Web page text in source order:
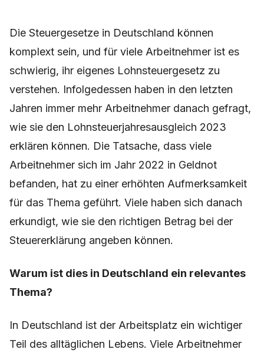
Die Steuergesetze in Deutschland können
komplext sein, und für viele Arbeitnehmer ist es
schwierig, ihr eigenes Lohnsteuergesetz zu
verstehen. Infolgedessen haben in den letzten
Jahren immer mehr Arbeitnehmer danach gefragt,
wie sie den Lohnsteuerjahresausgleich 2023
erklären können. Die Tatsache, dass viele
Arbeitnehmer sich im Jahr 2022 in Geldnot
befanden, hat zu einer erhöhten Aufmerksamkeit
für das Thema geführt. Viele haben sich danach
erkundigt, wie sie den richtigen Betrag bei der
Steuererklärung angeben können.
Warum ist dies in Deutschland ein relevantes
Thema?
In Deutschland ist der Arbeitsplatz ein wichtiger
Teil des alltäglichen Lebens. Viele Arbeitnehmer